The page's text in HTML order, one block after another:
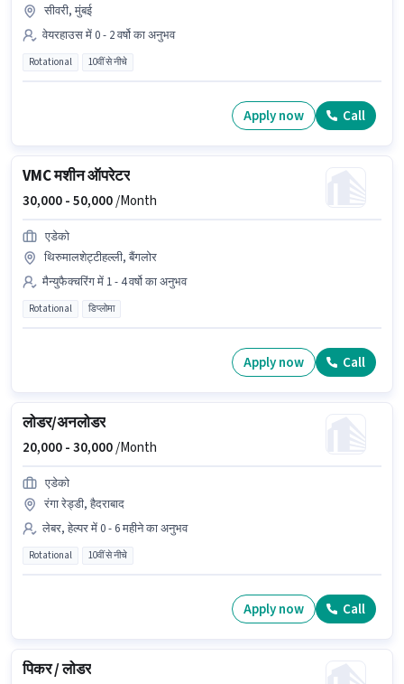
सीवरी, मुंबई
वेयरहाउस में 0 - 2 वर्षो का अनुभव
Rotational 10वीं से नीचे
Apply now Call
VMC मशीन ऑपरेटर
30,000 -50,000/Month
एडेको
थिरुमालशेट्टीहल्ली, बैंगलोर
मैन्युफैक्चरिंग में 1 - 4 वर्षो का अनुभव
Rotational डिप्लोमा
Apply now Call
लोडर/अनलोडर
20,000 -30,000/Month
एडेको
रंगा रेड्डी, हैदराबाद
लेबर, हेल्पर में 0 - 6 महीने का अनुभव
Rotational 10वीं से नीचे
Apply now Call
पिकर / लोडर